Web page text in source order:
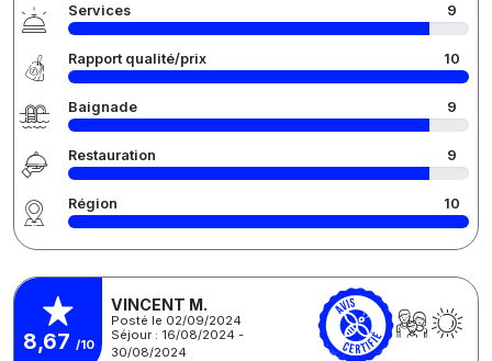
Services 9
Rapport qualité/prix 10
Baignade 9
Restauration 9
Région 10
8,67 /10
VINCENT M.
Posté le 02/09/2024
Séjour : 16/08/2024 -
30/08/2024